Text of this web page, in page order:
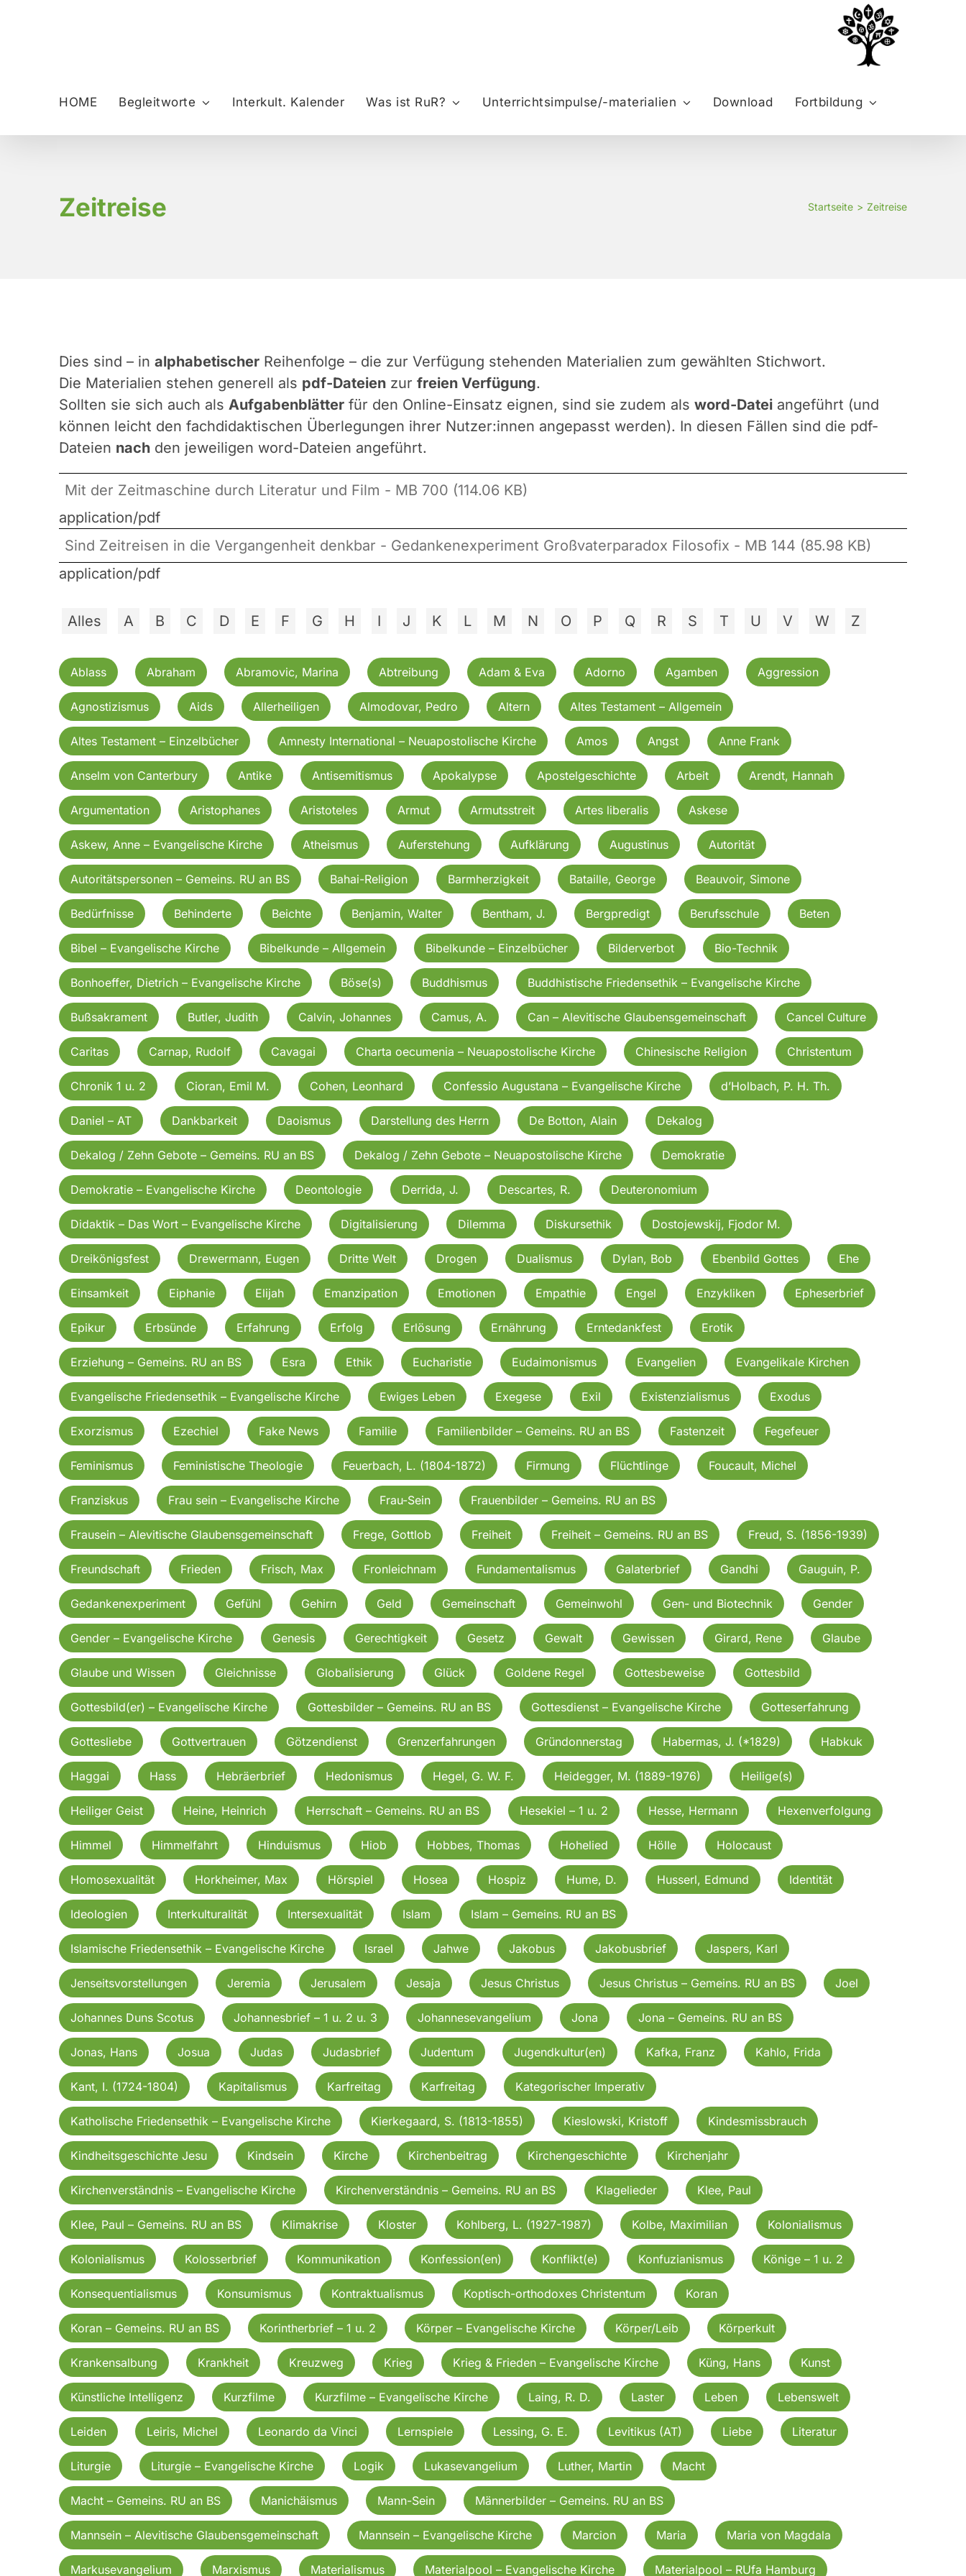
HOME Begleitworte Interkult. Kalender Was ist RuR? Unterrichtsimpulse/-materialien Download Fortbildung
Zeitreise Startseite Zeitreise
Dies sind – in alphabetischer Reihenfolge – die zur Verfügung stehenden Materialien zum gewählten Stichwort.
Die Materialien stehen generell als pdf-Dateien zur freien Verfügung.
Sollten sie sich auch als Aufgabenblätter für den Online-Einsatz eignen, sind sie zudem als word-Datei angeführt (und
können leicht den fachdidaktischen Überlegungen ihrer Nutzer:innen angepasst werden). In diesen Fällen sind die pdf-
Dateien nach den jeweiligen word-Dateien angeführt.
Mit der Zeitmaschine durch Literatur und Film - MB 700 (114.06 KB)
application/pdf
Sind Zeitreisen in die Vergangenheit denkbar - Gedankenexperiment Großvaterparadox Filosofix - MB 144 (85.98 KB)
application/pdf
Alles A B C D E F G H I J K L M N O P Q R S T U V W Z
Ablass Abraham Abramovic, Marina Abtreibung Adam & Eva Adorno Agamben Aggression
Agnostizismus Aids Allerheiligen Almodovar, Pedro Altern Altes Testament – Allgemein
Altes Testament – Einzelbücher Amnesty International – Neuapostolische Kirche Amos Angst Anne Frank
Anselm von Canterbury Antike Antisemitismus Apokalypse Apostelgeschichte Arbeit Arendt, Hannah
Argumentation Aristophanes Aristoteles Armut Armutsstreit Artes liberalis Askese
Askew, Anne – Evangelische Kirche Atheismus Auferstehung Aufklärung Augustinus Autorität
Autoritätspersonen – Gemeins. RU an BS Bahai-Religion Barmherzigkeit Bataille, George Beauvoir, Simone
Bedürfnisse Behinderte Beichte Benjamin, Walter Bentham, J. Bergpredigt Berufsschule Beten
Bibel – Evangelische Kirche Bibelkunde – Allgemein Bibelkunde – Einzelbücher Bilderverbot Bio-Technik
Bonhoeffer, Dietrich – Evangelische Kirche Böse(s) Buddhismus Buddhistische Friedensethik – Evangelische Kirche
Bußsakrament Butler, Judith Calvin, Johannes Camus, A. Can – Alevitische Glaubensgemeinschaft Cancel Culture
Caritas Carnap, Rudolf Cavagai Charta oecumenia – Neuapostolische Kirche Chinesische Religion Christentum
Chronik 1 u. 2 Cioran, Emil M. Cohen, Leonhard Confessio Augustana – Evangelische Kirche d’Holbach, P. H. Th.
Daniel – AT Dankbarkeit Daoismus Darstellung des Herrn De Botton, Alain Dekalog
Dekalog / Zehn Gebote – Gemeins. RU an BS Dekalog / Zehn Gebote – Neuapostolische Kirche Demokratie
Demokratie – Evangelische Kirche Deontologie Derrida, J. Descartes, R. Deuteronomium
Didaktik – Das Wort – Evangelische Kirche Digitalisierung Dilemma Diskursethik Dostojewskij, Fjodor M.
Dreikönigsfest Drewermann, Eugen Dritte Welt Drogen Dualismus Dylan, Bob Ebenbild Gottes Ehe
Einsamkeit Eiphanie Elijah Emanzipation Emotionen Empathie Engel Enzykliken Epheserbrief
Epikur Erbsünde Erfahrung Erfolg Erlösung Ernährung Erntedankfest Erotik
Erziehung – Gemeins. RU an BS Esra Ethik Eucharistie Eudaimonismus Evangelien Evangelikale Kirchen
Evangelische Friedensethik – Evangelische Kirche Ewiges Leben Exegese Exil Existenzialismus Exodus
Exorzismus Ezechiel Fake News Familie Familienbilder – Gemeins. RU an BS Fastenzeit Fegefeuer
Feminismus Feministische Theologie Feuerbach, L. (1804-1872) Firmung Flüchtlinge Foucault, Michel
Franziskus Frau sein – Evangelische Kirche Frau-Sein Frauenbilder – Gemeins. RU an BS
Frausein – Alevitische Glaubensgemeinschaft Frege, Gottlob Freiheit Freiheit – Gemeins. RU an BS Freud, S. (1856-1939)
Freundschaft Frieden Frisch, Max Fronleichnam Fundamentalismus Galaterbrief Gandhi Gauguin, P.
Gedankenexperiment Gefühl Gehirn Geld Gemeinschaft Gemeinwohl Gen- und Biotechnik Gender
Gender – Evangelische Kirche Genesis Gerechtigkeit Gesetz Gewalt Gewissen Girard, Rene Glaube
Glaube und Wissen Gleichnisse Globalisierung Glück Goldene Regel Gottesbeweise Gottesbild
Gottesbild(er) – Evangelische Kirche Gottesbilder – Gemeins. RU an BS Gottesdienst – Evangelische Kirche Gotteserfahrung
Gottesliebe Gottvertrauen Götzendienst Grenzerfahrungen Gründonnerstag Habermas, J. (*1829) Habkuk
Haggai Hass Hebräerbrief Hedonismus Hegel, G. W. F. Heidegger, M. (1889-1976) Heilige(s)
Heiliger Geist Heine, Heinrich Herrschaft – Gemeins. RU an BS Hesekiel – 1 u. 2 Hesse, Hermann Hexenverfolgung
Himmel Himmelfahrt Hinduismus Hiob Hobbes, Thomas Hohelied Hölle Holocaust
Homosexualität Horkheimer, Max Hörspiel Hosea Hospiz Hume, D. Husserl, Edmund Identität
Ideologien Interkulturalität Intersexualität Islam Islam – Gemeins. RU an BS
Islamische Friedensethik – Evangelische Kirche Israel Jahwe Jakobus Jakobusbrief Jaspers, Karl
Jenseitsvorstellungen Jeremia Jerusalem Jesaja Jesus Christus Jesus Christus – Gemeins. RU an BS Joel
Johannes Duns Scotus Johannesbrief – 1 u. 2 u. 3 Johannesevangelium Jona Jona – Gemeins. RU an BS
Jonas, Hans Josua Judas Judasbrief Judentum Jugendkultur(en) Kafka, Franz Kahlo, Frida
Kant, I. (1724-1804) Kapitalismus Karfreitag Karfreitag Kategorischer Imperativ
Katholische Friedensethik – Evangelische Kirche Kierkegaard, S. (1813-1855) Kieslowski, Kristoff Kindesmissbrauch
Kindheitsgeschichte Jesu Kindsein Kirche Kirchenbeitrag Kirchengeschichte Kirchenjahr
Kirchenverständnis – Evangelische Kirche Kirchenverständnis – Gemeins. RU an BS Klagelieder Klee, Paul
Klee, Paul – Gemeins. RU an BS Klimakrise Kloster Kohlberg, L. (1927-1987) Kolbe, Maximilian Kolonialismus
Kolonialismus Kolosserbrief Kommunikation Konfession(en) Konflikt(e) Konfuzianismus Könige – 1 u. 2
Konsequentialismus Konsumismus Kontraktualismus Koptisch-orthodoxes Christentum Koran
Koran – Gemeins. RU an BS Korintherbrief – 1 u. 2 Körper – Evangelische Kirche Körper/Leib Körperkult
Krankensalbung Krankheit Kreuzweg Krieg Krieg & Frieden – Evangelische Kirche Küng, Hans Kunst
Künstliche Intelligenz Kurzfilme Kurzfilme – Evangelische Kirche Laing, R. D. Laster Leben Lebenswelt
Leiden Leiris, Michel Leonardo da Vinci Lernspiele Lessing, G. E. Levitikus (AT) Liebe Literatur
Liturgie Liturgie – Evangelische Kirche Logik Lukasevangelium Luther, Martin Macht
Macht – Gemeins. RU an BS Manichäismus Mann-Sein Männerbilder – Gemeins. RU an BS
Mannsein – Alevitische Glaubensgemeinschaft Mannsein – Evangelische Kirche Marcion Maria Maria von Magdala
Markusevangelium Marxismus Materialismus Materialpool – Evangelische Kirche Materialpool – RUfa Hamburg